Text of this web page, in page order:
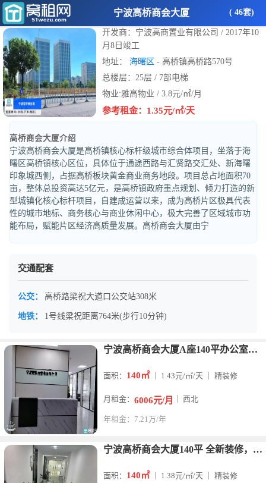
宁波高桥商会大厦 ( 46套)
开发商：宁波高商置业有限公司 / 2017年10
月8日竣工
地址： 海曙区 - 高桥镇高桥路570号
总楼层：25层 / 7部电梯
物业:雅高物业 / 3.8元/㎡/月
参考租金：1.35元/㎡/天
高桥商会大厦介绍
宁波高桥商会大厦是高桥镇核心标杆级城市综合体项目，坐落于海
曙区高桥镇核心区位，具体位于通途西路与汇贤路交汇处、新海曙
印象城西侧，占据高桥板块黄金商业商务地段。项目总占地面积70
亩，整体总投资高达5亿元，是高桥镇政府重点规划、倾力打造的新
型城镇化核心标杆项目，自建成运营以来，成为高桥片区极具代表
性的城市地标、商务核心与商业休闲中心，极大完善了区域城市功
能布局，赋能片区经济高质量发展。高桥商会大厦由宁
交通配套
公交： 高桥路梁祝大道口公交站308米
地铁： 1号线梁祝距离764米(步行10分钟)
宁波高桥商会大厦A座140平办公室西北朝向出租6000元/月
面积： 140㎡｜ 1.43元/㎡/天 ｜ 精装修
月租金： 6006元/月 ｜ 西北
年租金：7.21万/年
宁波高桥商会大厦140平 全新装修，双面采光 定制隔间 随时
面积： 140㎡｜ 1.38元/㎡/天 ｜ 精装修